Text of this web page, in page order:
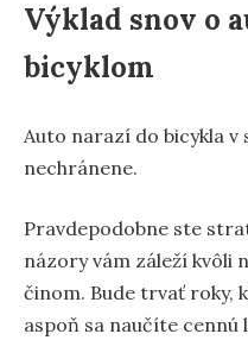
Výklad snov o
bicyklom
Auto narazí do bicykla v
nechránene.
Pravdepodobne ste
názory vám záleží kvôli
činom. Bude trvať roky,
aspoň sa naučíte